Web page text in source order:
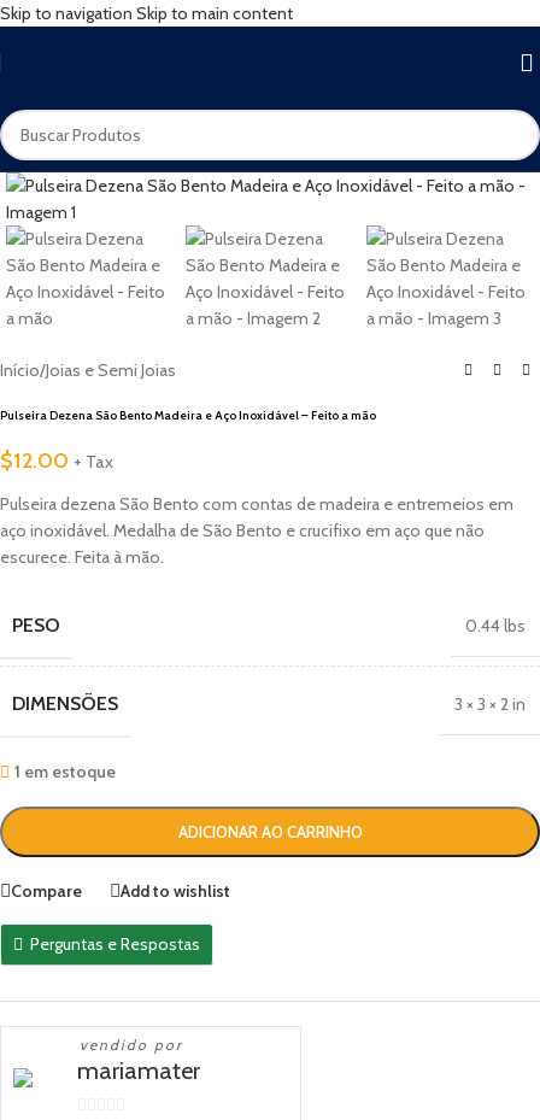
Skip to navigation Skip to main content
Início/Joias e Semi Joias
Pulseira Dezena São Bento Madeira e Aço Inoxidável – Feito a mão
$12.00 + Tax
Pulseira dezena São Bento com contas de madeira e entremeios em
aço inoxidável. Medalha de São Bento e crucifixo em aço que não
escurece. Feita à mão.
PESO 0.44 lbs
DIMENSÕES 3 × 3 × 2 in
1 em estoque
ADICIONAR AO CARRINHO
Compare Add to wishlist
Perguntas e Respostas
vendido por
mariamater